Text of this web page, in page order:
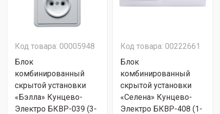
Код товара: 00005948
Блок
комбинированный
скрытой установки
«Бэлла» Кунцево-
Электро БКВР-039 (3-
Код товара: 00222661
Блок
комбинированный
скрытой установки
«Селена» Кунцево-
Электро БКВР-408 (1-